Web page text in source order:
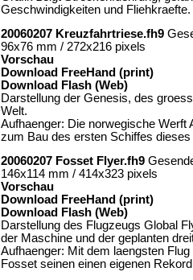
Geschwindigkeiten und Fliehkraefte.
20060207 Kreuzfahrtriese.fh9
96x76 mm / 272x216 pixels
Vorschau
Download FreeHand (print)
Download Flash (Web)
Darstellung der Genesis, des
Welt.
Aufhaenger: Die norwegische Werft
zum Bau des ersten Schiffes
20060207 Fosset Flyer.fh9
146x114 mm / 414x323 pixels
Vorschau
Download FreeHand (print)
Download Flash (Web)
Darstellung des Flugzeugs Global
der Maschine und der geplanten
Aufhaenger: Mit dem laengsten
Fosset seinen einen eigenen